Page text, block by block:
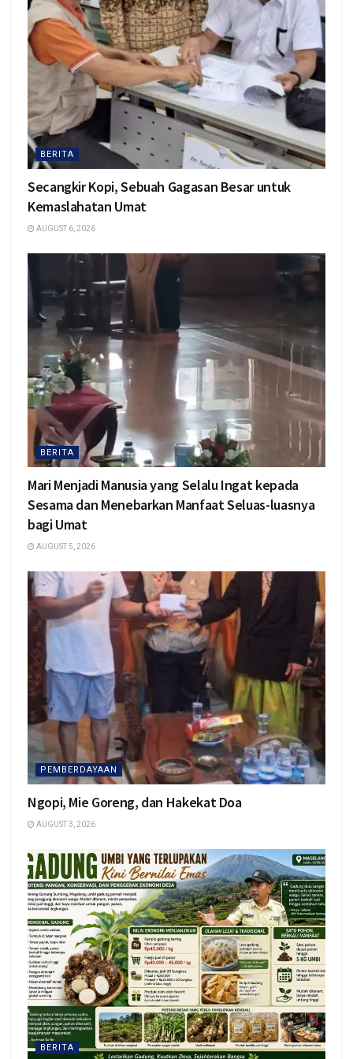
BERITA
Secangkir Kopi, Sebuah Gagasan Besar untuk
Kemaslahatan Umat
AUGUST 6, 2026
BERITA
Mari Menjadi Manusia yang Selalu Ingat kepada
Sesama dan Menebarkan Manfaat Seluas-luasnya
bagi Umat
AUGUST 5, 2026
PEMBERDAYAAN
Ngopi, Mie Goreng, dan Hakekat Doa
AUGUST 3, 2026
BERITA